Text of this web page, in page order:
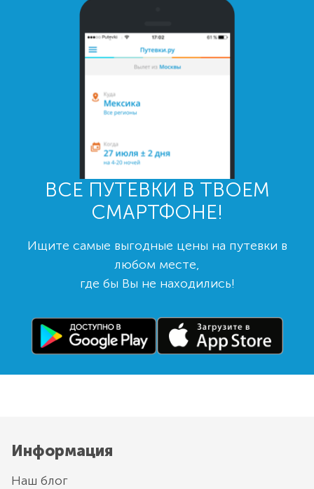
ВСЕ ПУТЕВКИ В ТВОЕМ
СМАРТФОНЕ!
Ищите самые выгодные цены на путевки в
любом месте,
где бы Вы не находились!
Информация
Наш блог